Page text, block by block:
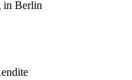
in Berlin